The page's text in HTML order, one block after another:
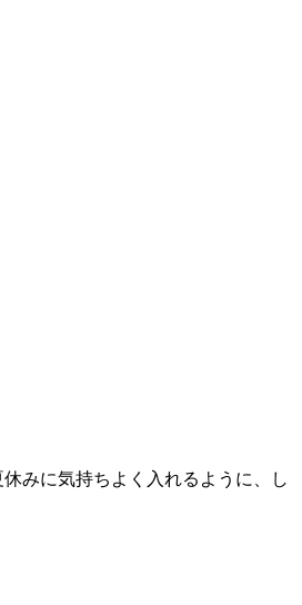
みに気持ちよく入れるように、し